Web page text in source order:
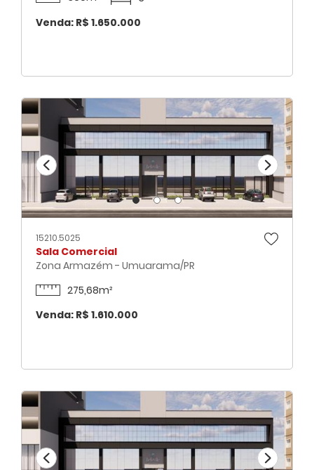
Venda: R$ 1.650.000
15210.5025
Sala Comercial
Zona Armazém - Umuarama/PR
275,68m²
Venda: R$ 1.610.000